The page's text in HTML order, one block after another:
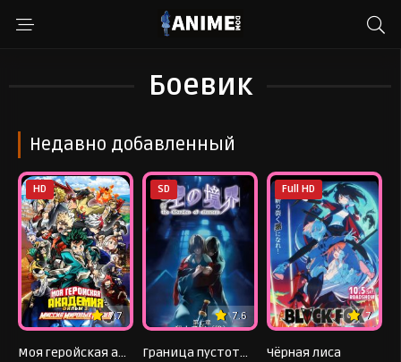
Боевик
Недавно добавленный
7.7
HD
Моя геройская академия. Фильм 3: Миссия мировых героев
7.6
SD
Граница пустоты: Сад грешников (фильм седьмой)
7
Full HD
Чёрная лиса